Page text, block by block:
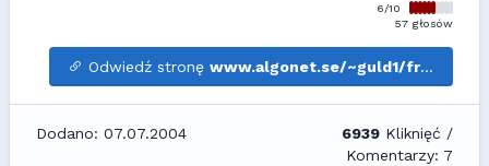
6/10
57 głosów
Odwiedź stronę www.algonet.se/~guld1/freefont.htm
Dodano: 07.07.2004 6939 Kliknięć /
Komentarzy: 7